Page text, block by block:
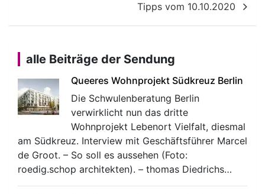
Tipps vom 10.10.2020
alle Beiträge der Sendung
Queeres Wohnprojekt Südkreuz Berlin
Die Schwulenberatung Berlin
verwirklicht nun das dritte
Wohnprojekt Lebenort Vielfalt, diesmal
am Südkreuz. Interview mit Geschäftsführer Marcel
de Groot. – So soll es aussehen (Foto:
roedig.schop architekten). – thomas Diedrichs…